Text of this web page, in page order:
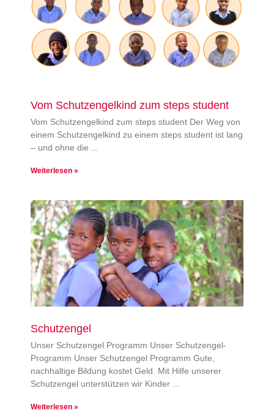
Vom Schutzengelkind zum steps student
Vom Schutzengelkind zum steps student Der Weg von
einem Schutzengelkind zu einem steps student ist lang
– und ohne die
Weiterlesen »
Schutzengel
Unser Schutzengel Programm Unser Schutzengel-
Programm Unser Schutzengel Programm Gute,
nachhaltige Bildung kostet Geld. Mit Hilfe unserer
Schutzengel unterstützen wir Kinder
Weiterlesen »